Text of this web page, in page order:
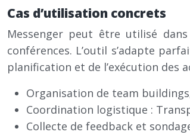
Cas d’utilisation concrets
Messenger peut être utilisé
conférences. L’outil s’adapte
planification et de l’exécution des
Organisation de team
Coordination logistique :
Collecte de feedback et